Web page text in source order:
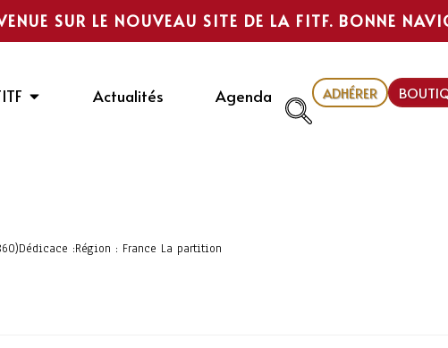
SUR LE NOUVEAU SITE DE LA FITF. BONNE
Actualités
Agenda
ADHÉRER
:Région : France La partition